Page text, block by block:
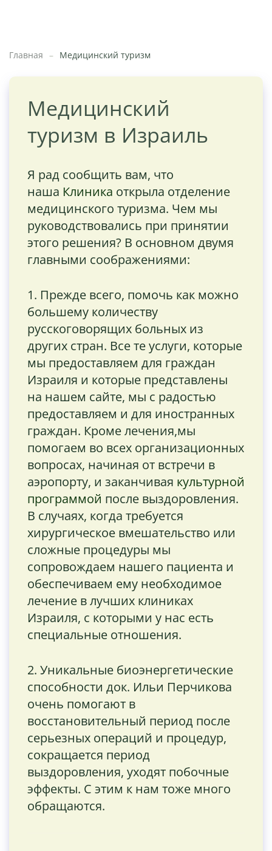
Главная Медицинский туризм
Медицинский
туризм в Израиль
Я рад сообщить вам, что
наша Клиника открыла отделение
медицинского туризма. Чем мы
руководствовались при принятии
этого решения? В основном двумя
главными соображениями:
1. Прежде всего, помочь как можно
большему количеству
русскоговорящих больных из
других стран. Все те услуги, которые
мы предоставляем для граждан
Израиля и которые представлены
на нашем сайте, мы с радостью
предоставляем и для иностранных
граждан. Кроме лечения,мы
помогаем во всех организационных
вопросах, начиная от встречи в
аэропорту, и заканчивая культурной
программой после выздоровления.
В случаях, когда требуется
хирургическое вмешательство или
сложные процедуры мы
сопровождаем нашего пациента и
обеспечиваем ему необходимое
лечение в лучших клиниках
Израиля, с которыми у нас есть
специальные отношения.
2. Уникальные биоэнергетические
способности док. Ильи Перчикова
очень помогают в
восстановительный период после
серьезных операций и процедур,
сокращается период
выздоровления, уходят побочные
эффекты. С этим к нам тоже много
обращаются.